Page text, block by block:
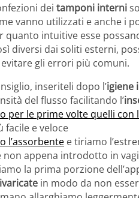
dei tamponi interni
vanno utilizzati e anche i
quanto intuitive esse
diversi dai soliti esterni,
gli errori più comuni.
inseriteli dopo l’igiene
del flusso facilitando l’
per le prime volte quelli con
facile e veloce
l’assorbente e tiriamo
non appena introdotto in
la prima porzione
in modo da non